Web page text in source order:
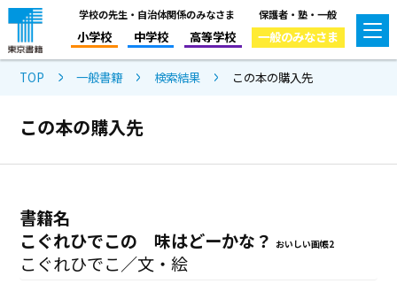
学校の先生・自治体関係のみなさま
小学校 中学校 高等学校
保護者・塾・一般
一般のみなさま
TOP 一般書籍 検索結果 この本の購入先
この本の購入先
書籍名
こぐれひでこの 味はどーかな？ おいしい画帳2
こぐれひでこ／文・絵